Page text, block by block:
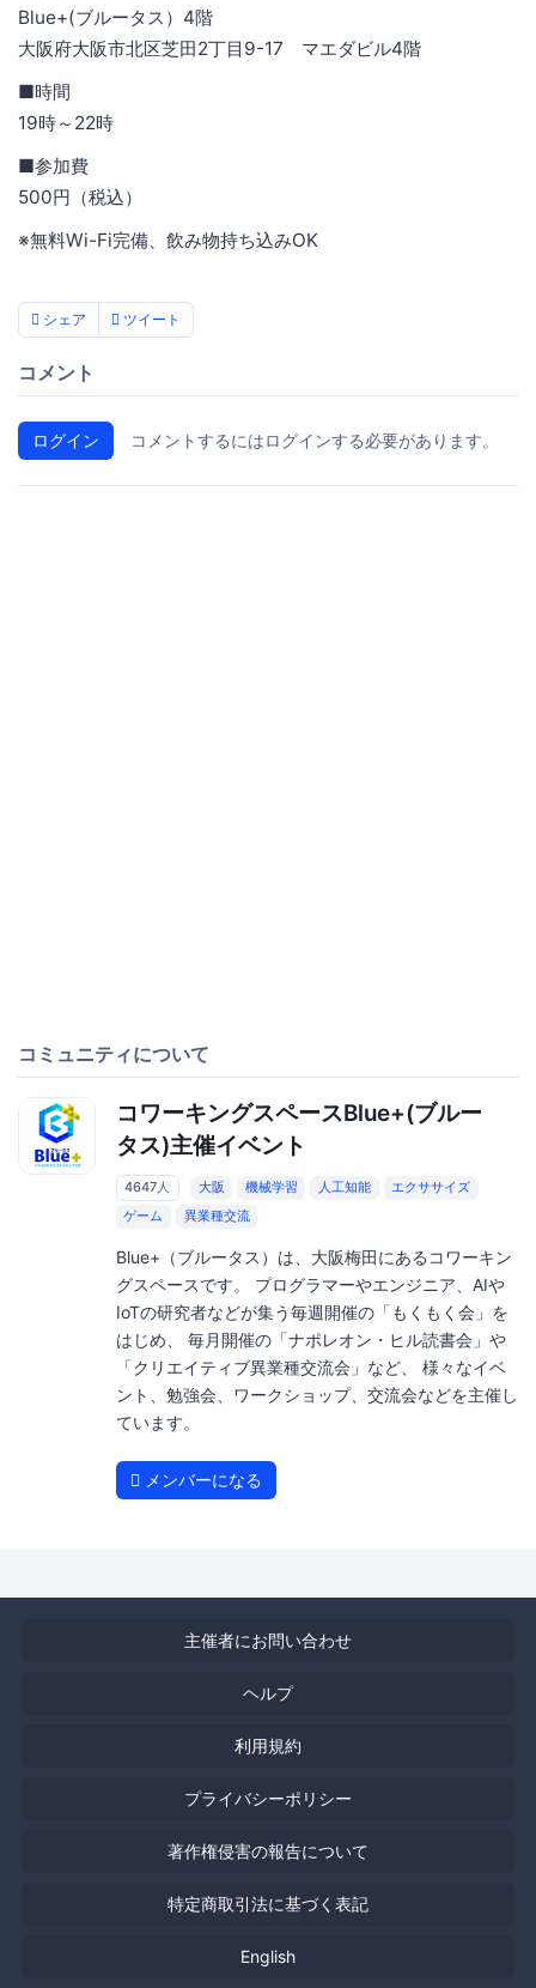
Blue+(ブルータス）4階
大阪府大阪市北区芝田2丁目9-17 マエダビル4階
■時間
19時～22時
■参加費
500円（税込）
※無料Wi-Fi完備、飲み物持ち込みOK
シェア ツイート
コメント
ログイン コメントするにはログインする必要があります。
コミュニティについて
コワーキングスペースBlue+(ブルー
タス)主催イベント
4647人 大阪 機械学習 人工知能
エクササイズ
ゲーム
異業種交流
Blue+（ブルータス）は、大阪梅田にあるコワーキン
グスペースです。 プログラマーやエンジニア、AIや
IoTの研究者などが集う毎週開催の「もくもく会」を
はじめ、 毎月開催の「ナポレオン・ヒル読書会」や
「クリエイティブ異業種交流会」など、 様々なイベ
ント、勉強会、ワークショップ、交流会などを主催し
ています。
メンバーになる
主催者にお問い合わせ
ヘルプ
利用規約
プライバシーポリシー
著作権侵害の報告について
特定商取引法に基づく表記
English